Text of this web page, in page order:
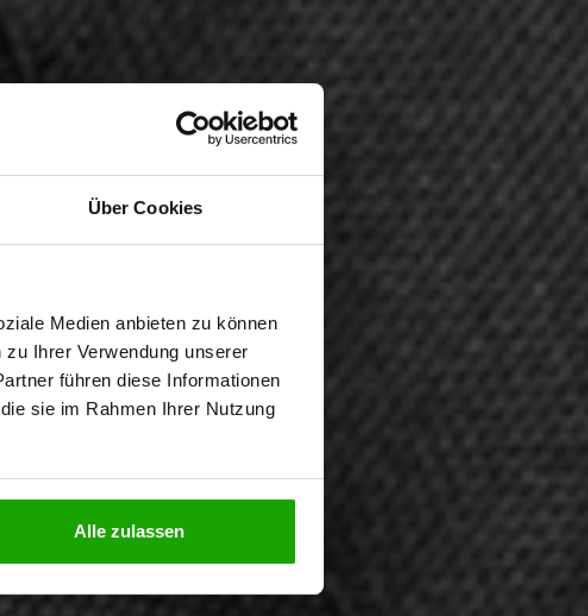
Über Cookies
Medien anbieten zu können
Ihrer Verwendung unserer
führen diese Informationen
sie im Rahmen Ihrer Nutzung
Alle zulassen